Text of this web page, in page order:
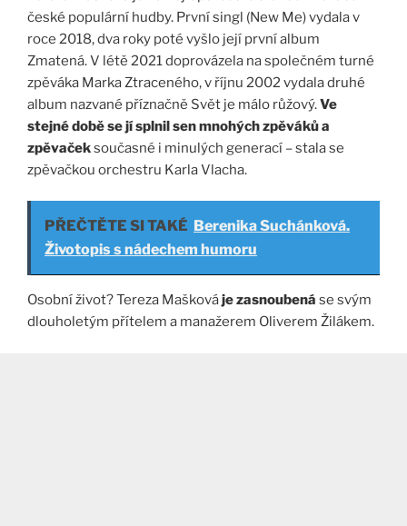
české populární hudby. První singl (New Me) vydala v
roce 2018, dva roky poté vyšlo její první album
Zmatená. V létě 2021 doprovázela na společném turné
zpěváka Marka Ztraceného, v říjnu 2002 vydala druhé
album nazvané příznačně Svět je málo růžový.Ve
stejné době se jí splnil sen mnohých zpěváků a
zpěvačeksoučasné i minulých generací – stala se
zpěvačkou orchestru Karla Vlacha.
PŘEČTĚTE SI TAKÉ Berenika Suchánková.
Životopis s nádechem humoru
Osobní život? Tereza Maškováje zasnoubená se svým
dlouholetým přítelem a manažerem Oliverem Žilákem.